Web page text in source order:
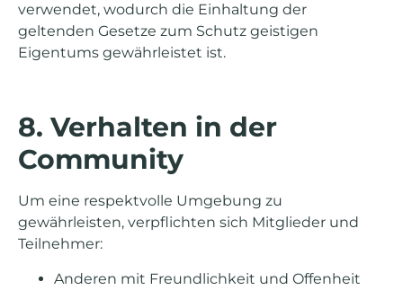
verwendet, wodurch die Einhaltung der
geltenden Gesetze zum Schutz geistigen
Eigentums gewährleistet ist.
8. Verhalten in der
Community
Um eine respektvolle Umgebung zu
gewährleisten, verpflichten sich Mitglieder und
Teilnehmer:
Anderen mit Freundlichkeit und Offenheit